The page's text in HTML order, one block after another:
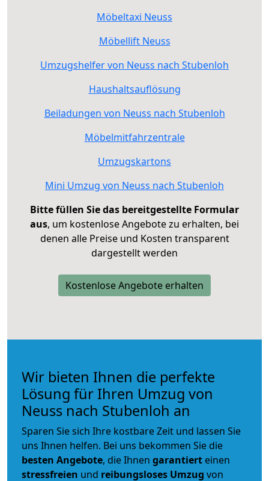
Möbeltaxi Neuss
Möbellift Neuss
Umzugshelfer von Neuss nach Stubenloh
Haushaltsauflösung
Beiladungen von Neuss nach Stubenloh
Möbelmitfahrzentrale
Umzugskartons
Mini Umzug von Neuss nach Stubenloh
Bitte füllen Sie das bereitgestellte Formular
aus, um kostenlose Angebote zu erhalten, bei
denen alle Preise und Kosten transparent
dargestellt werden
Kostenlose Angebote erhalten
Wir bieten Ihnen die perfekte
Lösung für Ihren Umzug von
Neuss nach Stubenloh an
Sparen Sie sich Ihre kostbare Zeit und lassen Sie
uns Ihnen helfen. Bei uns bekommen Sie die
besten Angebote, die Ihnen garantiert einen
stressfreien und reibungsloses Umzug von